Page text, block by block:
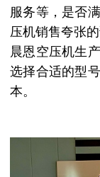
服务等，是否
压机销售夸张的
晨恩空压机生
选择合适的型
本。